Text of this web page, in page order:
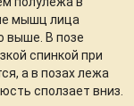
мышц лица
выше. В позе
спинкой при
а в позах лежа
сползает вниз.